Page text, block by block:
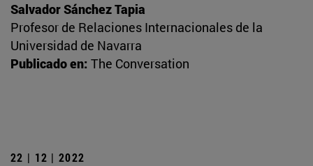
Salvador Sánchez Tapia
Profesor de Relaciones Internacionales de la
Universidad de Navarra
Publicado en: The Conversation
22 | 12 | 2022